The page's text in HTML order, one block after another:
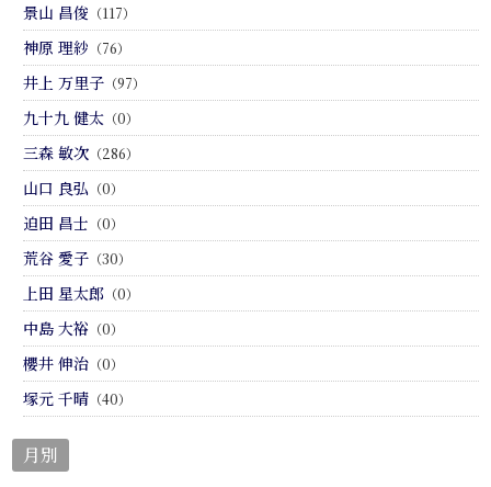
景山 昌俊 （117）
神原 理紗 （76）
井上 万里子 （97）
九十九 健太 （0）
三森 敏次 （286）
山口 良弘 （0）
迫田 昌士 （0）
荒谷 愛子 （30）
上田 星太郎 （0）
中島 大裕 （0）
櫻井 伸治 （0）
塚元 千晴 （40）
月別